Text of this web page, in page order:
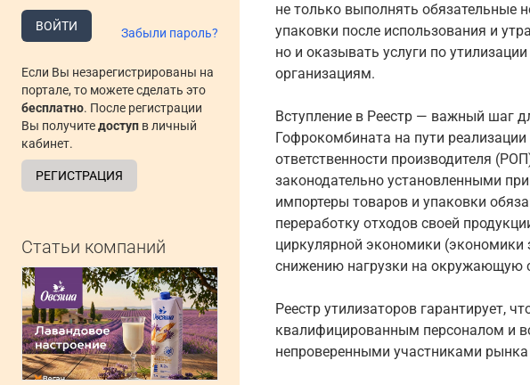
ВОЙТИ Забыли пароль?
Если Вы незарегистрированы на
портале, то можете сделать это
бесплатно. После регистрации
Вы получитедоступ в личный
кабинет.
РЕГИСТРАЦИЯ
Статьи компаний
не только выполнять обязательные
упаковки после использования и
но и оказывать услуги по
организациям.
Вступление в Реестр — важный шаг
Гофрокомбината на пути
ответственности производителя
законодательно установленными
импортеры товаров и упаковки
переработку отходов своей
циркулярной экономики (экономики
снижению нагрузки на окружающую
Реестр утилизаторов гарантирует,
квалифицированным персоналом и
непроверенными участниками